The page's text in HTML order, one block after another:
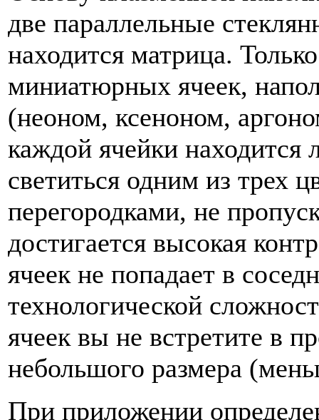
две параллельные
находится матрица.
миниатюрных ячеек,
(неоном, ксеноном,
каждой ячейки
светиться одним из трех
перегородками, не
достигается высокая
ячеек не попадает в
технологической
ячеек вы не встретите в
небольшого размера
При приложении